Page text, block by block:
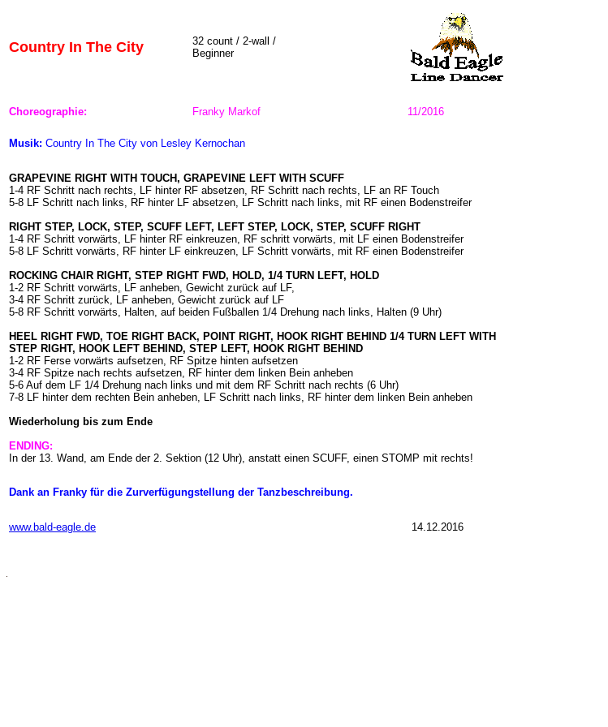
Country In The City 32 count / 2-wall /
Beginner
Choreographie: Franky Markof 11/2016
Musik: Country In The City von Lesley Kernochan
GRAPEVINE RIGHT WITH TOUCH, GRAPEVINE LEFT WITH SCUFF
1-4 RF Schritt nach rechts, LF hinter RF absetzen, RF Schritt nach rechts, LF an RF Touch
5-8 LF Schritt nach links, RF hinter LF absetzen, LF Schritt nach links, mit RF einen Bodenstreifer
RIGHT STEP, LOCK, STEP, SCUFF LEFT, LEFT STEP, LOCK, STEP, SCUFF RIGHT
1-4 RF Schritt vorwärts, LF hinter RF einkreuzen, RF schritt vorwärts, mit LF einen Bodenstreifer
5-8 LF Schritt vorwärts, RF hinter LF einkreuzen, LF Schritt vorwärts, mit RF einen Bodenstreifer
ROCKING CHAIR RIGHT, STEP RIGHT FWD, HOLD, 1/4 TURN LEFT, HOLD
1-2 RF Schritt vorwärts, LF anheben, Gewicht zurück auf LF,
3-4 RF Schritt zurück, LF anheben, Gewicht zurück auf LF
5-8 RF Schritt vorwärts, Halten, auf beiden Fußballen 1/4 Drehung nach links, Halten (9 Uhr)
HEEL RIGHT FWD, TOE RIGHT BACK, POINT RIGHT, HOOK RIGHT BEHIND 1/4 TURN LEFT WITH
STEP RIGHT, HOOK LEFT BEHIND, STEP LEFT, HOOK RIGHT BEHIND
1-2 RF Ferse vorwärts aufsetzen, RF Spitze hinten aufsetzen
3-4 RF Spitze nach rechts aufsetzen, RF hinter dem linken Bein anheben
5-6 Auf dem LF 1/4 Drehung nach links und mit dem RF Schritt nach rechts (6 Uhr)
7-8 LF hinter dem rechten Bein anheben, LF Schritt nach links, RF hinter dem linken Bein anheben
Wiederholung bis zum Ende
ENDING:
In der 13. Wand, am Ende der 2. Sektion (12 Uhr), anstatt einen SCUFF, einen STOMP mit rechts!
Dank an Franky für die Zurverfügungstellung der Tanzbeschreibung.
www.bald-eagle.de 14.12.2016